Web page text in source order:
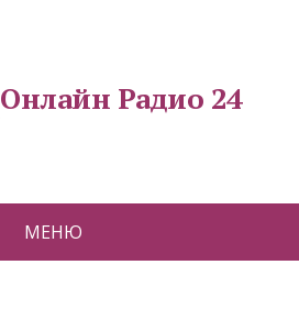
Онлайн Радио 24
МЕНЮ